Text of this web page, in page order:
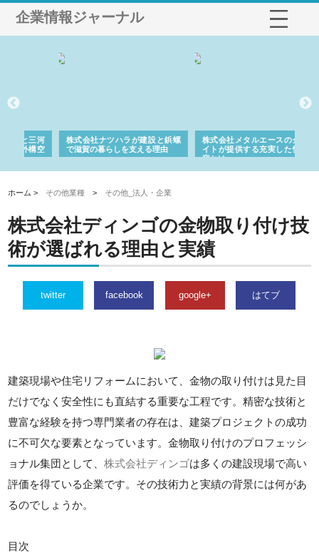
企業情報ジャーナル
株式会社ナツハラが建設と鋲螺
で滋賀の暮らしを支える理由
株式会社メタルエースの企業サ
イトが提供する充実した情報内
容とは
ホーム > その他業種 > その他_法人・企業
株式会社ディンゴの金物取り付け技
術が選ばれる理由と実績
twitter facebook google+ はてブ
建築現場や住宅リフォームにおいて、金物の取り付けは見た目
だけでなく安全性にも直結する重要な工程です。精密な技術と
豊富な経験を持つ専門業者の存在は、建築プロジェクトの成功
に不可欠な要素となっています。金物取り付けのプロフェッシ
ョナル集団として、株式会社ディンゴは多くの建設現場で高い
評価を得ている企業です。その技術力と実績の背景には何があ
るのでしょうか。
目次